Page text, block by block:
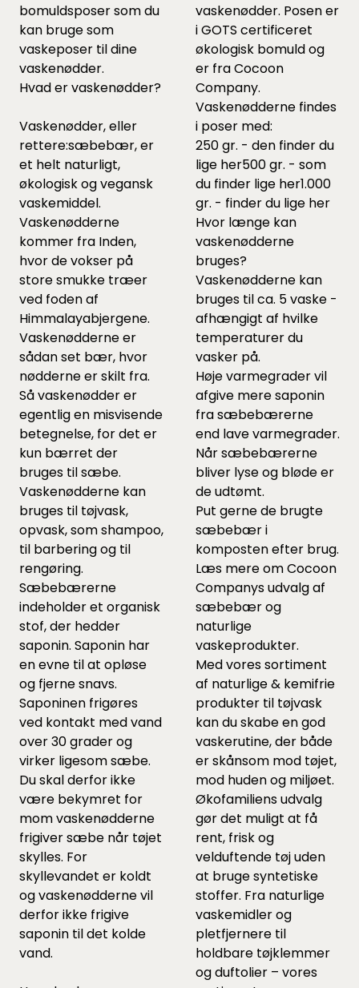
bomuldsposer som du
kan bruge som
vaskeposer til dine
vaskenødder.
Hvad er vaskenødder?
Vaskenødder, eller
rettere:sæbebær, er
et helt naturligt,
økologisk og vegansk
vaskemiddel.
Vaskenødderne
kommer fra Inden,
hvor de vokser på
store smukke træer
ved foden af
Himmalayabjergene.
Vaskenødderne er
sådan set bær, hvor
nødderne er skilt fra.
Så vaskenødder er
egentlig en misvisende
betegnelse, for det er
kun bærret der
bruges til sæbe.
Vaskenødderne kan
bruges til tøjvask,
opvask, som shampoo,
til barbering og til
rengøring.
Sæbebærerne
indeholder et organisk
stof, der hedder
saponin. Saponin har
en evne til at opløse
og fjerne snavs.
Saponinen frigøres
ved kontakt med vand
over 30 grader og
virker ligesom sæbe.
Du skal derfor ikke
være bekymret for
mom vaskenødderne
frigiver sæbe når tøjet
skylles. For
skyllevandet er koldt
og vaskenødderne vil
derfor ikke frigive
saponin til det kolde
vand.
vaskenødder. Posen er
i GOTS certificeret
økologisk bomuld og
er fra Cocoon
Company.
Vaskenødderne findes
i poser med:
250 gr. - den finder du
lige her500 gr. - som
du finder lige her1.000
gr. - finder du lige her
Hvor længe kan
vaskenødderne
bruges?
Vaskenødderne kan
bruges til ca. 5 vaske -
afhængigt af hvilke
temperaturer du
vasker på.
Høje varmegrader vil
afgive mere saponin
fra sæbebærerne
end lave varmegrader.
Når sæbebærerne
bliver lyse og bløde er
de udtømt.
Put gerne de brugte
sæbebær i
komposten efter brug.
Læs mere omCocoon
Companys udvalg af
sæbebær og
naturlige
vaskeprodukter.
Med vores sortiment
af naturlige & kemifrie
produkter til tøjvask
kan du skabe en god
vaskerutine, der både
er skånsom mod tøjet,
mod huden og miljøet.
Økofamiliens udvalg
gør det muligt at få
rent, frisk og
velduftende tøj uden
at bruge syntetiske
stoffer. Fra naturlige
vaskemidler og
pletfjernere til
holdbare tøjklemmer
og duftolier – vores